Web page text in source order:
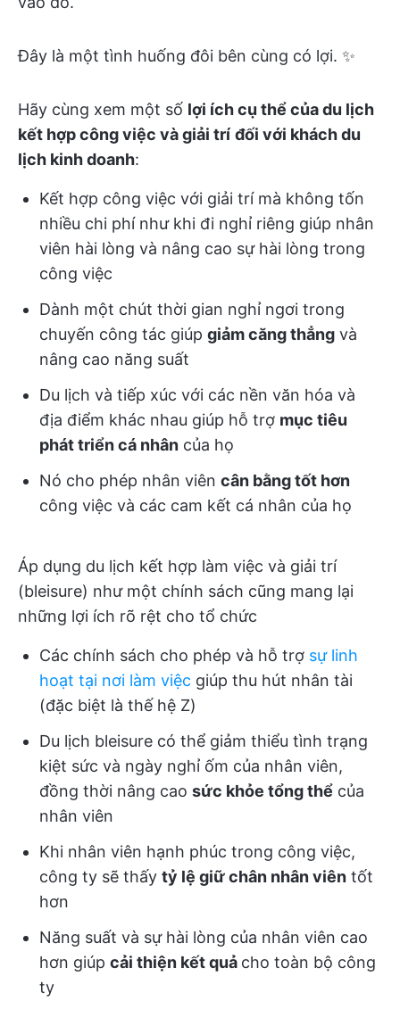
Đây là một tình huống đôi bên cùng có lợi. ✨
Hãy cùng xem một số lợi ích cụ thể của du lịch
kết hợp công việc và giải trí đối với khách du
lịch kinh doanh:
Kết hợp công việc với giải trí mà không tốn
nhiều chi phí như khi đi nghỉ riêng giúp nhân
viên hài lòng và nâng cao sự hài lòng trong
công việc
Dành một chút thời gian nghỉ ngơi trong
chuyến công tác giúp giảm căng thẳng và
nâng cao năng suất
Du lịch và tiếp xúc với các nền văn hóa và
địa điểm khác nhau giúp hỗ trợ mục tiêu
phát triển cá nhân của họ
Nó cho phép nhân viên cân bằng tốt hơn
công việc và các cam kết cá nhân của họ
Áp dụng du lịch kết hợp làm việc và giải trí
(bleisure) như một chính sách cũng mang lại
những lợi ích rõ rệt cho tổ chức
Các chính sách cho phép và hỗ trợ sự linh
hoạt tại nơi làm việc giúp thu hút nhân tài
(đặc biệt là thế hệ Z)
Du lịch bleisure có thể giảm thiểu tình trạng
kiệt sức và ngày nghỉ ốm của nhân viên,
đồng thời nâng cao sức khỏe tổng thể của
nhân viên
Khi nhân viên hạnh phúc trong công việc,
công ty sẽ thấy tỷ lệ giữ chân nhân viên tốt
hơn
Năng suất và sự hài lòng của nhân viên cao
hơn giúp cải thiện kết quả cho toàn bộ công
ty